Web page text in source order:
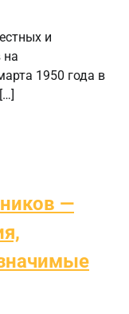
и
на
1950 года в
—